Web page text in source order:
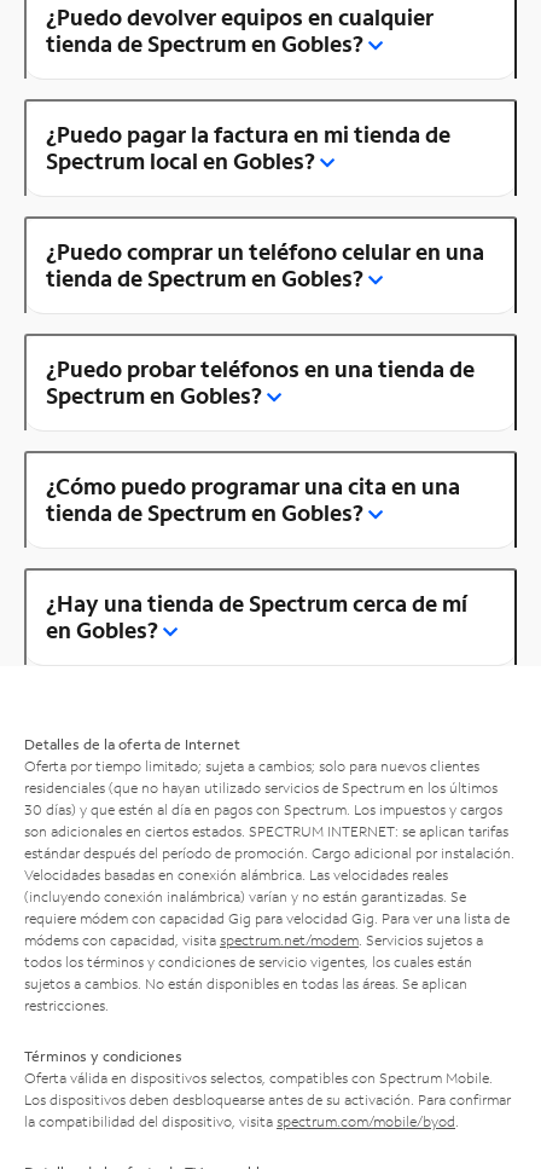
¿Puedo devolver equipos en cualquier
tienda de Spectrum en Gobles?
¿Puedo pagar la factura en mi tienda de
Spectrum local en Gobles?
¿Puedo comprar un teléfono celular en una
tienda de Spectrum en Gobles?
¿Puedo probar teléfonos en una tienda de
Spectrum en Gobles?
¿Cómo puedo programar una cita en una
tienda de Spectrum en Gobles?
¿Hay una tienda de Spectrum cerca de mí
en Gobles?
Detalles de la oferta de Internet
Oferta por tiempo limitado; sujeta a cambios; solo para nuevos clientes
residenciales (que no hayan utilizado servicios de Spectrum en los últimos
30 días) y que estén al día en pagos con Spectrum. Los impuestos y cargos
son adicionales en ciertos estados. SPECTRUM INTERNET: se aplican tarifas
estándar después del período de promoción. Cargo adicional por instalación.
Velocidades basadas en conexión alámbrica. Las velocidades reales
(incluyendo conexión inalámbrica) varían y no están garantizadas. Se
requiere módem con capacidad Gig para velocidad Gig. Para ver una lista de
módems con capacidad, visita spectrum.net/modem . Servicios sujetos a
todos los términos y condiciones de servicio vigentes, los cuales están
sujetos a cambios. No están disponibles en todas las áreas. Se aplican
restricciones.
Términos y condiciones
Oferta válida en dispositivos selectos, compatibles con Spectrum Mobile.
Los dispositivos deben desbloquearse antes de su activación. Para confirmar
la compatibilidad del dispositivo, visita spectrum.com/mobile/byod